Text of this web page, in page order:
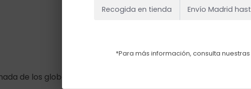
de los globos es de 2 a 3 días. Esto puede variar
Recogida en tienda Envío Madrid
*Para más información, consulta nuestras